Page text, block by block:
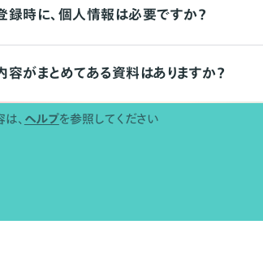
録時に、個人情報は必要ですか？
容がまとめてある資料はありますか？
、 ヘルプを参照してください